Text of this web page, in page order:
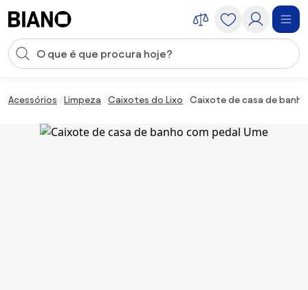
Entrada de pesquisa
Acessórios Limpeza Caixotes do Lixo Caixote de casa de